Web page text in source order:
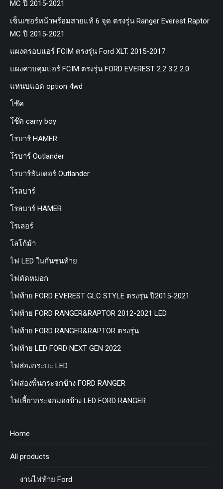
MC ปี 2015-2021
เซ็นเซอร์หน้าพร้อมสายแท้ 6 จุด ตรงรุ่น Ranger Everest Raptor
MC ปี 2015-2021
แผงครอบแอร์ FCIM ตรงรุ่น Ford XLT. 2015-2017
แผงควบคุมแอร์ FCIM ตรงรุ่น FORD EVEREST 2.2 3.2 2.0
แหนบแอด option 4wd
โช๊ค
โช๊ค carry boy
โรบาร์ HAMER
โรบาร์ Outlander
โรบาร์ธันเดอร์ Outlander
โรลบาร์
โรลบาร์ HAMER
โรเลอร์
โลโก้ม้า
ไฟ LED ในกันชนท้าย
ไฟตัดหมอก
ไฟท้าย FORD EVEREST GLC STYLE ตรงรุ่น ปี2015-2021
ไฟท้าย FORD RANGER&RAPTOR 2012-2021 LED
ไฟท้าย FORD RANGER&RAPTOR ตรงรุ่น
ไฟท้าย LED FORD NEXT GEN 2022
ไฟส่องกระบะ LED
ไฟส่องพื้นกระจกข้าง FORD RANGER
ไฟเลี้ยวกระจกมองข้าง LED FORD RANGER
Home
All products
งานไฟท้าย Ford